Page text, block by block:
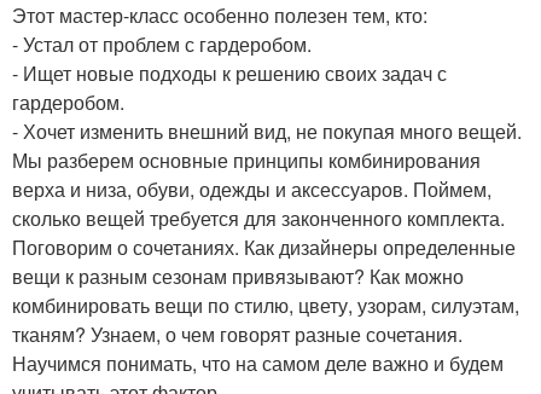
Этот мастер-класс особенно полезен тем, кто:
- Устал от проблем с гардеробом.
- Ищет новые подходы к решению своих задач с
гардеробом.
- Хочет изменить внешний вид, не покупая много вещей.
Мы разберем основные принципы комбинирования
верха и низа, обуви, одежды и аксессуаров. Поймем,
сколько вещей требуется для законченного комплекта.
Поговорим о сочетаниях. Как дизайнеры определенные
вещи к разным сезонам привязывают? Как можно
комбинировать вещи по стилю, цвету, узорам, силуэтам,
тканям? Узнаем, о чем говорят разные сочетания.
Научимся понимать, что на самом деле важно и будем